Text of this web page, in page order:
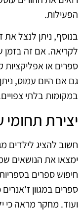
הפעילות.
בנוסף, ניתן לנצל
לקריאה. אם זה בזמן
ספרים או אפליקציות
גם אם היום עמוס,
במקומות בלתי
יצירת תחומי
חשוב להציג לילדים
ימצאו את הנושאים
חיפוש ספרים
ספרים במגוון ז'אנרים
ועוד. מחקר מראה כי